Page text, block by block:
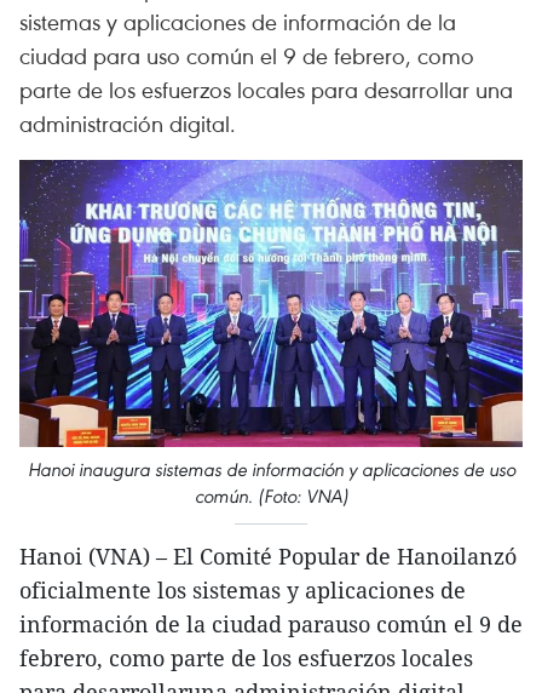
sistemas y aplicaciones de información de la
ciudad para uso común el 9 de febrero, como
parte de los esfuerzos locales para desarrollar una
administración digital.
Hanoi inaugura sistemas de información y aplicaciones de uso
común. (Foto: VNA)
Hanoi (VNA) – El Comité Popular de Hanoilanzó
oficialmente los sistemas y aplicaciones de
información de la ciudad parauso común el 9 de
febrero, como parte de los esfuerzos locales